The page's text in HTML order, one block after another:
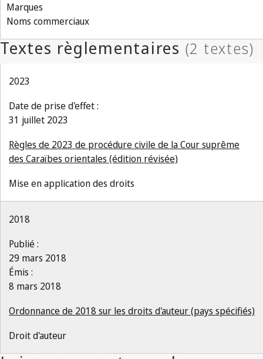
Marques
Noms commerciaux
2023
Date de prise d'effet :
31 juillet 2023
Règles de 2023 de procédure civile de la Cour suprême
des Caraïbes orientales (édition révisée)
Mise en application des droits
2018
Publié :
29 mars 2018
Émis :
8 mars 2018
Ordonnance de 2018 sur les droits d'auteur (pays spécifiés)
Droit d'auteur